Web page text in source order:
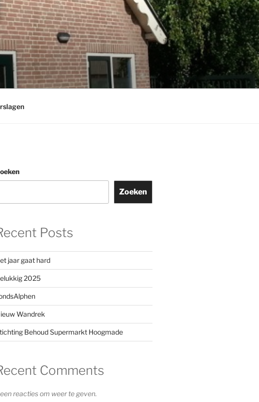
Zoeken
Posts
jaar gaat hard
2025
Wandrek
Behoud Supermarkt Hoogmade
Comments
reacties om weer te geven.